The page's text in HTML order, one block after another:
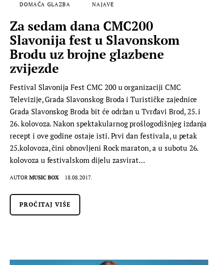
DOMAĆA GLAZBA NAJAVE
Za sedam dana CMC200
Slavonija fest u Slavonskom
Brodu uz brojne glazbene
zvijezde
Festival Slavonija Fest CMC 200 u organizaciji CMC
Televizije, Grada Slavonskog Broda i Turističke zajednice
Grada Slavonskog Broda bit će održan u Tvrđavi Brod, 25. i
26. kolovoza. Nakon spektakularnog prošlogodišnjeg izdanja
recept i ove godine ostaje isti. Prvi dan festivala, u petak
25.kolovoza, čini obnovljeni Rock maraton, a u subotu 26.
kolovoza u festivalskom dijelu zasvirat…
AUTOR MUSIC BOX 18.08.2017.
PROČITAJ VIŠE